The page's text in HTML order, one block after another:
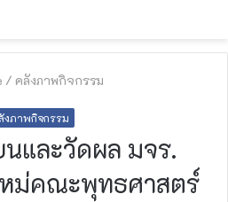
/ คลังภาพกิจกรรม
งภาพกิจกรรม
นและวัดผล มจร.
ม่คณะพุทธศาสตร์